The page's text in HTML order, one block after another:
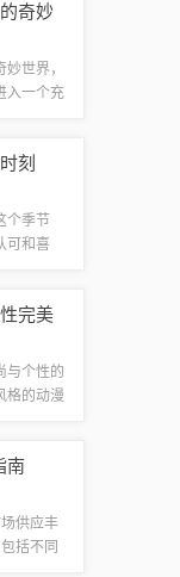
影将...
奇妙
世界，
入一个充
一...
刻
个季节
可和喜
喜。五
完美
与个性的
格的动漫
成为...
南
供应丰
括不同